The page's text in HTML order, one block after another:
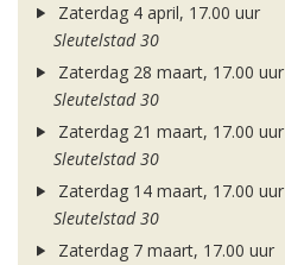
Zaterdag 4 april, 17.00 uur
Sleutelstad 30
Zaterdag 28 maart, 17.00 uur
Sleutelstad 30
Zaterdag 21 maart, 17.00 uur
Sleutelstad 30
Zaterdag 14 maart, 17.00 uur
Sleutelstad 30
Zaterdag 7 maart, 17.00 uur